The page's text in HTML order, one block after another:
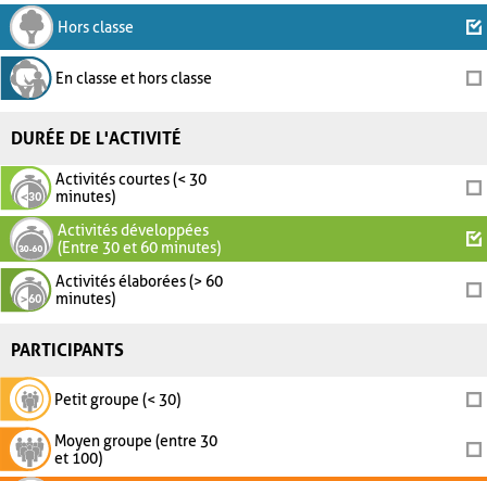
Hors classe
En classe et hors classe
DURÉE DE L'ACTIVITÉ
Activités courtes (< 30
minutes)
Activités développées
(Entre 30 et 60 minutes)
Activités élaborées (> 60
minutes)
PARTICIPANTS
Petit groupe (< 30)
Moyen groupe (entre 30
et 100)